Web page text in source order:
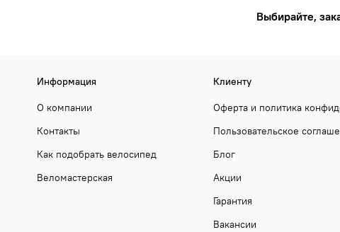
Выбирайте,
Информация
О компании
Контакты
Как подобрать велосипед
Веломастерская
Клиенту
Оферта и политика
Пользовательское
Блог
Акции
Гарантия
Вакансии